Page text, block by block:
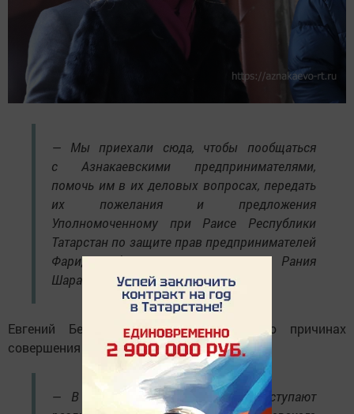
— Мы приехали сюда, чтобы пообщаться
с Азнакаевскими предпринимателями,
помочь им в их деловых вопросах, передать
их пожелания и предложения
Уполномоченному при Раисе Республики
Татарстан по защите прав предпринимателей
Фариду Абдулганиеву, — говорит Рания
Шарафиева.
Евгений Безроднов также рассказал о причинах
совершения рабочей поездки:
— В общественную приемную поступают